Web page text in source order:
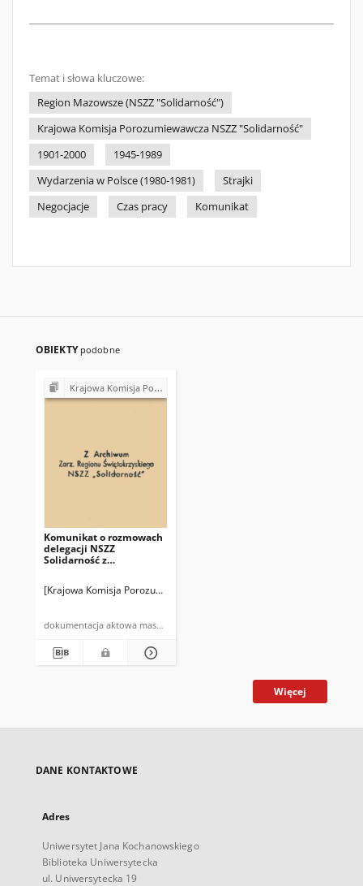
Temat i słowa kluczowe:
Region Mazowsze (NSZZ "Solidarność")
Krajowa Komisja Porozumiewawcza NSZZ "Solidarność"
1901-2000
1945-1989
Wydarzenia w Polsce (1980-1981)
Strajki
Negocjacje
Czas pracy Komunikat
OBIEKTY podobne
Krajowa Komisja Porozumiewawcza NSZZ "Solidarność" (1980-1981)
Komunikat o rozmowach
delegacji NSZZ
Solidarność z
[Krajowa Komisja Porozumiewawcza NSZZ "Solidarność"]
dokumentacja aktowa maszynopis powielony
Więcej
DANE KONTAKTOWE
Adres
Uniwersytet Jana Kochanowskiego
Biblioteka Uniwersytecka
ul. Uniwersytecka 19